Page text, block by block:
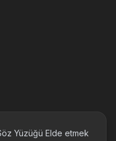
Söz Yüzüğü Elde etmek